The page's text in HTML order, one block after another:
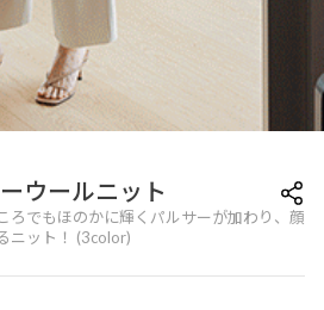
ウールニット
ろでもほのかに輝くパルサーが加わり、顔
ニット！ (3color)